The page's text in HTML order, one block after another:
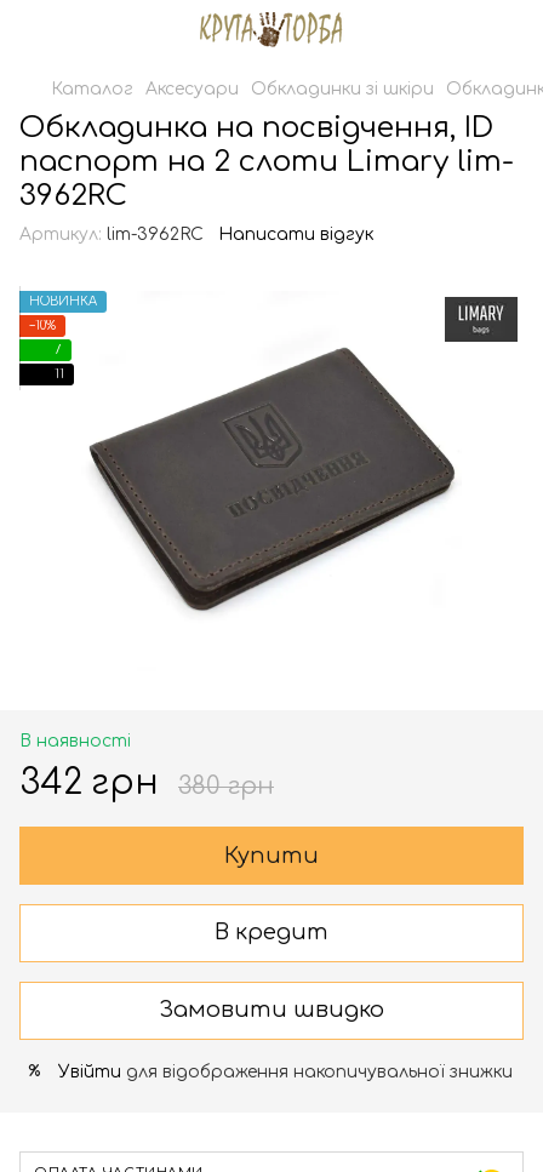
Каталог Аксесуари Обкладинки зі шкіри
Обкладинка на посвідчення, ID
паспорт на 2 слоти Limary lim-
3962RC
Артикул: lim-3962RC Написати відгук
НОВИНКА
−10%
7
11
В наявності
342 грн 380 грн
Купити
В кредит
Замовити швидко
% Увійти для відображення накопичувальної знижки